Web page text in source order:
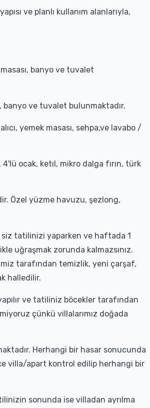
ve planlı kullanım alanlarıyla,
banyo ve tuvalet
banyo ve tuvalet bulunmaktadır.
yemek masası, sehpa,ve lavabo /
4'lü ocak, ketıl, mikro dalga fırın, türk
Özel yüzme havuzu, şezlong,
siz tatilinizi yaparken ve haftada 1
uğraşmak zorunda kalmazsınız.
tarafından temizlik, yeni çarşaf,
halledilir.
ve tatiliniz böcekler tarafından
çünkü villalarımız doğada
Herhangi bir hasar sonucunda
villa/apart kontrol edilip herhangi bir
sonunda ise villadan ayrılma